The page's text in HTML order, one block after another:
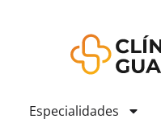
Especialidades